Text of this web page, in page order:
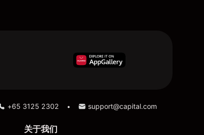
+65 3125 2302 • support@capital.com
关于我们